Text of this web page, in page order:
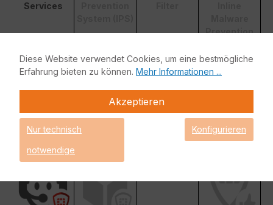
Services
Prevention
Applikationsk
ontrolle
FortiConvert
er Service
Diese Website verwendet Cookies, um eine bestmögliche
Erfahrung bieten zu können. Mehr Informationen ...
Akzeptieren
Nur technisch
notwendige
Konfigurieren